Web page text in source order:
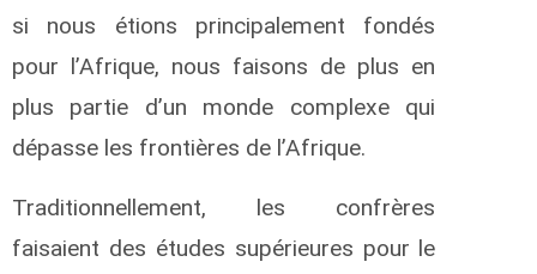
si nous étions principalement fondés
pour l’Afrique, nous faisons de plus en
plus partie d’un monde complexe qui
dépasse les frontières de l’Afrique.
Traditionnellement, les confrères
faisaient des études supérieures pour le